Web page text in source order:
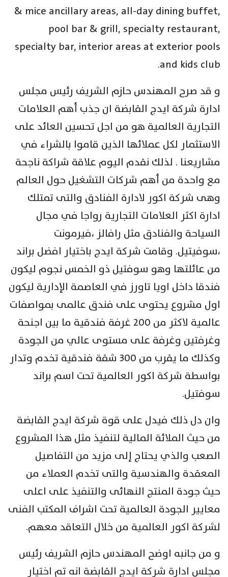
& mice ancillary areas, all-day dining buffet,
pool bar & grill, specialty restaurant,
specialty bar, interior areas at exterior pools
and kids club.
و قد صرح المهندس حازم الشريف رئيس مجلس
ادارة شركة ايدج القابضة ان جذب أهم العلامات
التجارية العالمية هو من اجل تحسين العائد على
الاستثمار لكل عملائها الذين قاموا بالشراء في
مشاريعنا . لذلك نقدم اليوم علاقة شراكة ناجحة
مع واحدة من أهم شركات التشغيل حول العالم
وهى شركة اكور لادارة الفنادق والتى تمتلك
ادارة اكثر العلامات التجارية رواجا في مجال
السياحة والفنادق مثل رافالز ،فيرمونت
،سوفيتيل. وقامت شركة ايدج باختيار افضل براند
من عائلتها وهو سوفتيل ذو الخمس نجوم ليكون
فندقا داخل اويا تاورز في العاصمة الإدارية ليكون
اول مشروع يحتوى على فندق عالمى بمواصفات
عالمية لاكثر من 200 غرفة فندقية ما بين اجنحة
وغرفتين وغرفة على مستوى عالي من الجودة
وكذلك ما يقرب من 300 شقة فندقية تخدم وتدار
بواسطة شركة اكور العالمية تحت اسم براند
سوفتيل.
وان دل ذلك فيدل على قوة شركة ايدج القابضة
من حيث الملائة المالية لتنفيذ مثل هذا المشروع
الصعب والذي يحتاج إلى مزيد من التفاصيل
المعقدة والهندسية والتى تخدم العملاء من
حيث جودة المنتج النهائى والتنفيذ على اعلى
معايير الجودة العالمية تحت اشراف المكتب الفنى
لشركة اكور العالمية من خلال التعاقد معهم.
و من جانبه اوضح المهندس حازم الشريف رئيس
مجلس ادارة شركة ايدج القابضة انه تم اختيار